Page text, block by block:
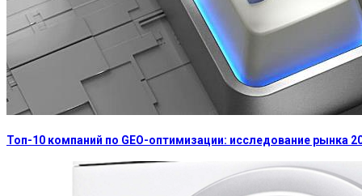
Топ-10 компаний по GEO-оптимизации: исследование рынка